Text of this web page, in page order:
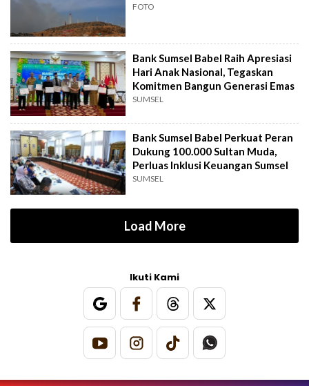
FOTO
Bank Sumsel Babel Raih Apresiasi
Hari Anak Nasional, Tegaskan
Komitmen Bangun Generasi Emas
SUMSEL
Bank Sumsel Babel Perkuat Peran
Dukung 100.000 Sultan Muda,
Perluas Inklusi Keuangan Sumsel
SUMSEL
Load More
Ikuti Kami